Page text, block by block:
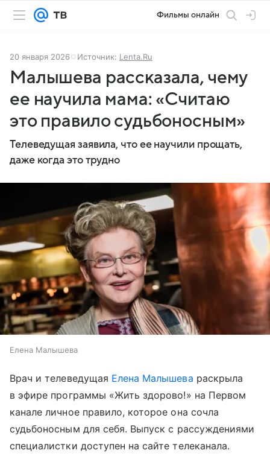
Фильмы онлайн
20 января 2026 Источник: Lenta.Ru
Малышева рассказала, чему
ее научила мама: «Считаю
это правило судьбоносным»
Телеведущая заявила, что ее научили прощать,
даже когда это трудно
Елена Малышева
Врач и телеведущая Елена Малышева раскрыла
в эфире программы «Жить здорово!» на Первом
канале личное правило, которое она сочла
судьбоносным для себя. Выпуск с рассуждениями
специалистки доступен на сайте телеканала.